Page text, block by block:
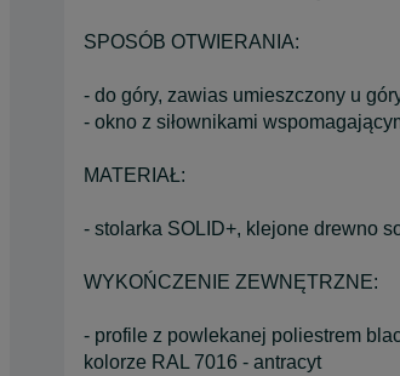
SPOSÓB OTWIERANIA:
- do góry, zawias umieszczony u
- okno z siłownikami
MATERIAŁ:
- stolarka SOLID+, klejone drewno
WYKOŃCZENIE ZEWNĘTRZNE:
- profile z powlekanej poliestrem
kolorze RAL 7016 - antracyt